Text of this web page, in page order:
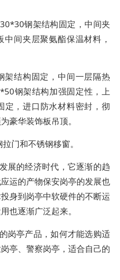
钢架结构固定，中间夹
间夹层聚氨酯保温材料，
结构固定，中间一层隔热
钢架结构加强固定性，上
定，进口防水材料密封，彻
豪华装饰板吊顶。
门和不锈钢移窗。
展的经济时代，它逐渐的趋
运的产物保安岗亭的发展也
身到岗亭中软硬件的不断运
也逐渐广泛起来。
岗亭产品，如何才能选购适
亭、警察岗亭，适合自己的